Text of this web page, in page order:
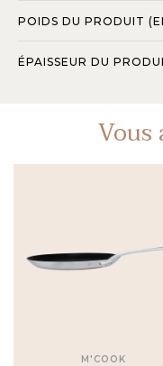
POIDS DU PRODUIT
ÉPAISSEUR DU
Vous
M'COOK